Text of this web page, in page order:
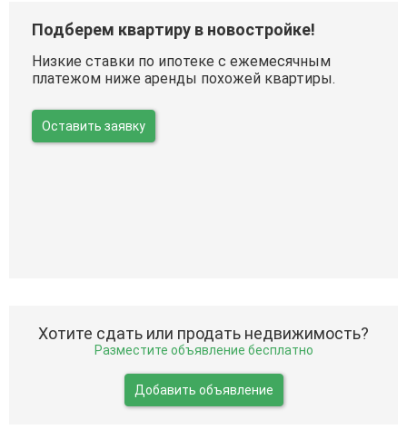
Подберем квартиру в новостройке!
Низкие ставки по ипотеке с ежемесячным
платежом ниже аренды похожей квартиры.
Оставить заявку
Хотите сдать или продать недвижимость?
Разместите объявление бесплатно
Добавить объявление